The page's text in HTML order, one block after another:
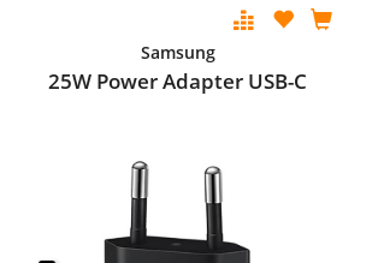
Samsung
25W Power Adapter USB-C